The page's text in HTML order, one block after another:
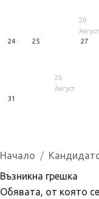
20
Август
24 25
26
Август
27
31
Начало
Възникна грешка
Обявата, от която